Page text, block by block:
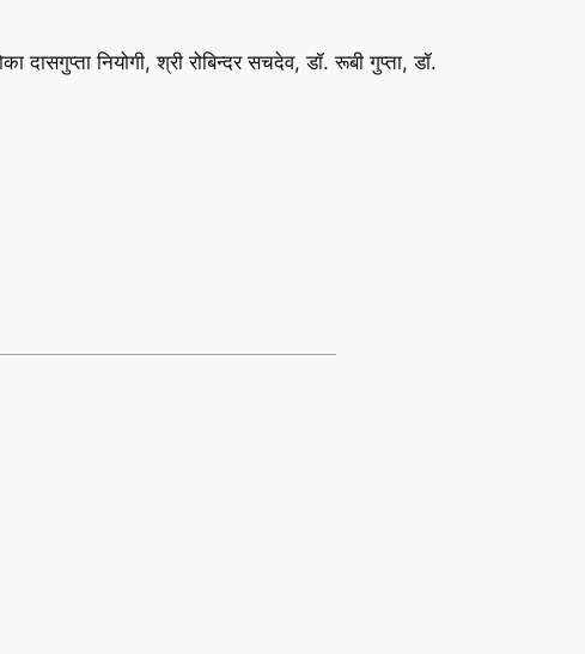
नियोगी, श्री रोबिन्दर सचदेव, डॉ. रूबी गुप्ता, डॉ.